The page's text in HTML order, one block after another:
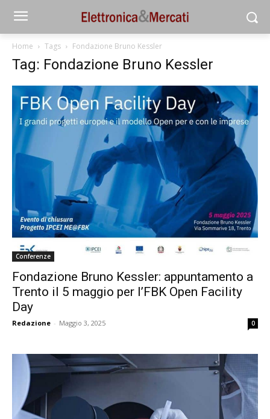
Home Tags Fondazione Bruno Kessler
Tag: Fondazione Bruno Kessler
Conferenze
Fondazione Bruno Kessler: appuntamento a
Trento il 5 maggio per l’FBK Open Facility
Day
Redazione - Maggio 3, 2025 0